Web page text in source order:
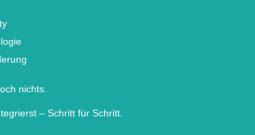
nichts.
– Schritt für Schritt.